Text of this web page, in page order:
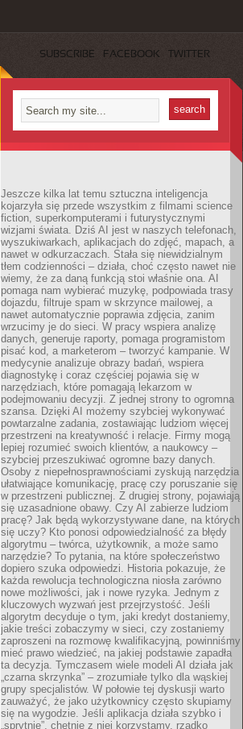
SUBSCRIBE FACEBOOK TWITTER
Jeszcze kilka lat temu sztuczna inteligencja
kojarzyła się przede wszystkim z filmami science
fiction, superkomputerami i futurystycznymi
wizjami świata. Dziś AI jest w naszych telefonach,
wyszukiwarkach, aplikacjach do zdjęć, mapach, a
nawet w odkurzaczach. Stała się niewidzialnym
tłem codzienności – działa, choć często nawet nie
wiemy, że za daną funkcją stoi właśnie ona. AI
pomaga nam wybierać muzykę, podpowiada trasy
dojazdu, filtruje spam w skrzynce mailowej, a
nawet automatycznie poprawia zdjęcia, zanim
wrzucimy je do sieci. W pracy wspiera analizę
danych, generuje raporty, pomaga programistom
pisać kod, a marketerom – tworzyć kampanie. W
medycynie analizuje obrazy badań, wspiera
diagnostykę i coraz częściej pojawia się w
narzędziach, które pomagają lekarzom w
podejmowaniu decyzji. Z jednej strony to ogromna
szansa. Dzięki AI możemy szybciej wykonywać
powtarzalne zadania, zostawiając ludziom więcej
przestrzeni na kreatywność i relacje. Firmy mogą
lepiej rozumieć swoich klientów, a naukowcy –
szybciej przeszukiwać ogromne bazy danych.
Osoby z niepełnosprawnościami zyskują narzędzia
ułatwiające komunikację, pracę czy poruszanie się
w przestrzeni publicznej. Z drugiej strony, pojawiają
się uzasadnione obawy. Czy AI zabierze ludziom
pracę? Jak będą wykorzystywane dane, na których
się uczy? Kto ponosi odpowiedzialność za błędy
algorytmu – twórca, użytkownik, a może samo
narzędzie? To pytania, na które społeczeństwo
dopiero szuka odpowiedzi. Historia pokazuje, że
każda rewolucja technologiczna niosła zarówno
nowe możliwości, jak i nowe ryzyka. Jednym z
kluczowych wyzwań jest przejrzystość. Jeśli
algorytm decyduje o tym, jaki kredyt dostaniemy,
jakie treści zobaczymy w sieci, czy zostaniemy
zaproszeni na rozmowę kwalifikacyjną, powinniśmy
mieć prawo wiedzieć, na jakiej podstawie zapadła
ta decyzja. Tymczasem wiele modeli AI działa jak
„czarna skrzynka” – zrozumiałe tylko dla wąskiej
grupy specjalistów. W połowie tej dyskusji warto
zauważyć, że jako użytkownicy często skupiamy
się na wygodzie. Jeśli aplikacja działa szybko i
„sprytnie”, chętnie z niej korzystamy, rzadko